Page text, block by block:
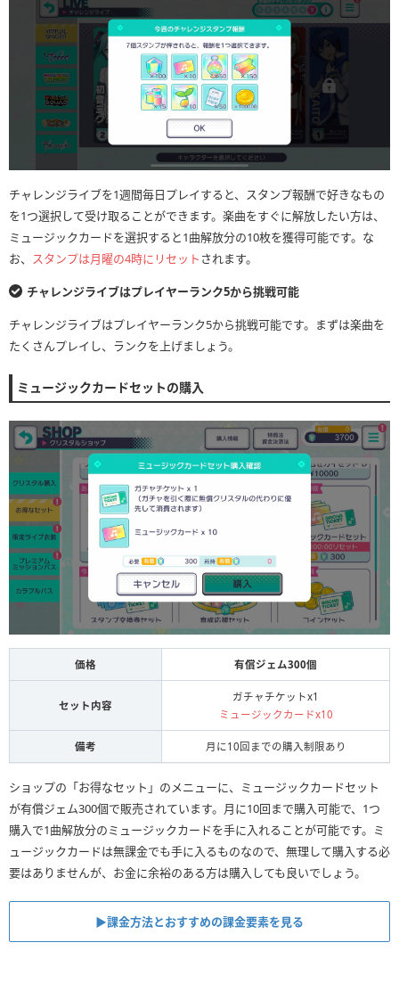
チャレンジライブを1週間毎日プレイすると、スタンプ報酬で好きなもの
を1つ選択して受け取ることができます。楽曲をすぐに解放したい方は、
ミュージックカードを選択すると1曲解放分の10枚を獲得可能です。な
お、
スタンプは月曜の4時にリセット されます。
チャレンジライブはプレイヤーランク5から挑戦可能
チャレンジライブはプレイヤーランク5から挑戦可能です。まずは楽曲を
たくさんプレイし、ランクを上げましょう。
ミュージックカードセットの購入
価格 有償ジェム300個
セット内容
ガチャチケットx1
ミュージックカードx10
備考 月に10回までの購入制限あり
ショップの「お得なセット」のメニューに、ミュージックカードセット
が有償ジェム300個で販売されています。月に10回まで購入可能で、1つ
購入で1曲解放分のミュージックカードを手に入れることが可能です。ミ
ュージックカードは無課金でも手に入るものなので、無理して購入する必
要はありませんが、お金に余裕のある方は購入しても良いでしょう。
▶︎課金方法とおすすめの課金要素を見る